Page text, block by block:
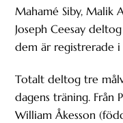
Mahamé Siby, Malik
Joseph Ceesay
dem är registrerade i
Totalt deltog tre
dagens träning. Från
William Åkesson